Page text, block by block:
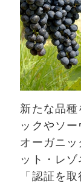
新たな品
ックやソー
オーガニッ
ット・レゾ
「認証を